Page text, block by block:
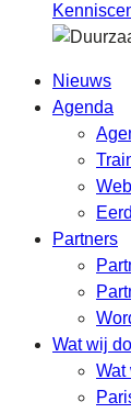
Nieuws
Agenda
Partners
Wat wij
Wat